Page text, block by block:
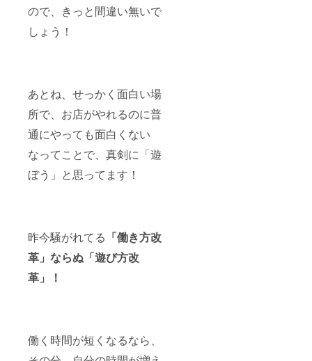
ので、きっと間違い無いで
しょう！
あとね、せっかく面白い場
所で、お店がやれるのに普
通にやっても面白くない
なってことで、真剣に「遊
ぼう」と思ってます！
昨今騒がれてる 「働き方改
革」ならぬ「遊び方改
革」！
働く時間が短くなるなら、